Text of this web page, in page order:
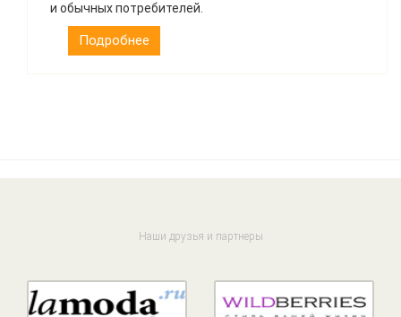
и обычных потребителей.
Подробнее
Наши друзья и партнеры